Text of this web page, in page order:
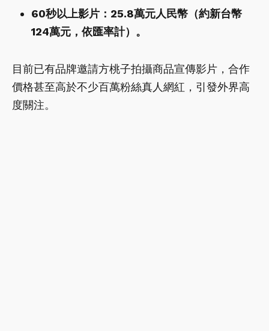
60秒以上影片：25.8萬元人民幣（約新台幣
124萬元，依匯率計）。
目前已有品牌邀請方桃子拍攝商品宣傳影片，合作
價格甚至高於不少百萬粉絲真人網紅，引發外界高
度關注。